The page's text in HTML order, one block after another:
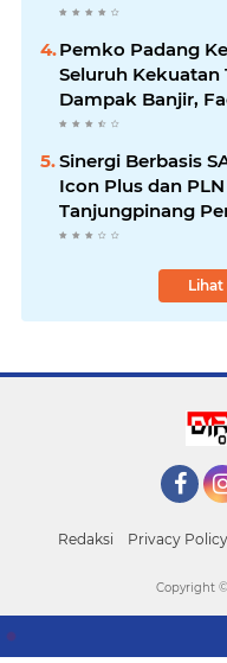
Dipercepat
Pemko Padang
Seluruh Kekuatan
Dampak Banjir,
Desak Percepatan
Pengendalian
Sinergi Berbasis
Icon Plus dan PLN
Tanjungpinang
Kolaborasi Strategis
Lihat
Redaksi Privacy Policy
Copyright ©